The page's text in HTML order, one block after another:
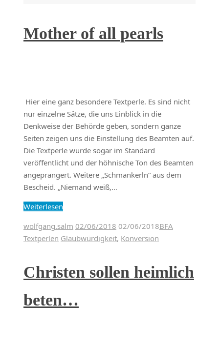
Mother of all pearls
Hier eine ganz besondere Textperle. Es sind nicht
nur einzelne Sätze, die uns Einblick in die
Denkweise der Behörde geben, sondern ganze
Seiten zeigen uns die Einstellung des Beamten auf.
Die Textperle wurde sogar im Standard
veröffentlicht und der höhnische Ton des Beamten
angeprangert. Weitere „Schmankerln“ aus dem
Bescheid. „Niemand weiß,…
Weiterlesen
wolfgang.salm 02/06/2018 02/06/2018BFA
Textperlen Glaubwürdigkeit, Konversion
Christen sollen heimlich
beten…